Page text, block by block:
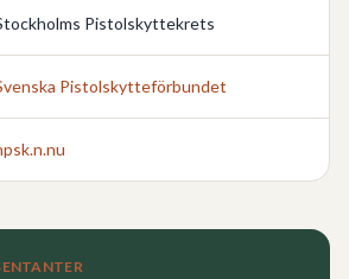
Pistolskyttekrets
Pistolskytteförbundet